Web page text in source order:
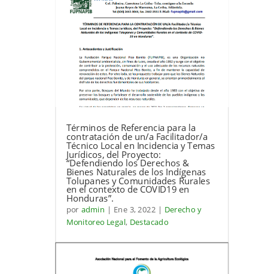
Términos de Referencia para la
contratación de un/a Facilitador/a
Técnico Local en Incidencia y Temas
Jurídicos, del Proyecto:
“Defendiendo los Derechos &
Bienes Naturales de los Indígenas
Tolupanes y Comunidades Rurales
en el contexto de COVID19 en
Honduras”.
por admin | Ene 3, 2022| Derecho y
Monitoreo Legal, Destacado